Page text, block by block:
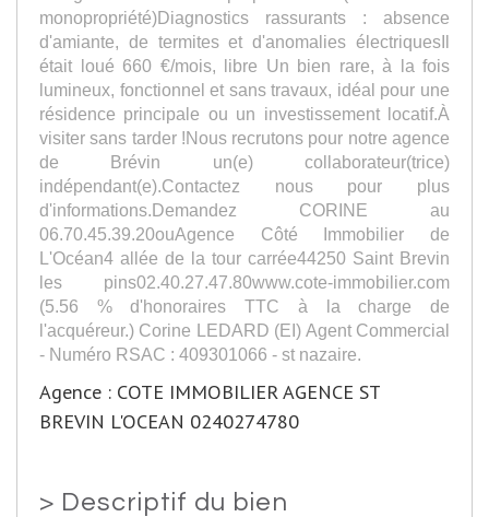
monopropriété)Diagnostics rassurants : absence
d'amiante, de termites et d'anomalies électriquesIl
était loué 660 €/mois, libre Un bien rare, à la fois
lumineux, fonctionnel et sans travaux, idéal pour une
résidence principale ou un investissement locatif.À
visiter sans tarder !Nous recrutons pour notre agence
de Brévin un(e) collaborateur(trice)
indépendant(e).Contactez nous pour plus
d'informations.Demandez CORINE au
06.70.45.39.20ouAgence Côté Immobilier de
L'Océan4 allée de la tour carrée44250 Saint Brevin
les pins02.40.27.47.80www.cote-immobilier.com
(5.56 % d'honoraires TTC à la charge de
l'acquéreur.) Corine LEDARD (EI) Agent Commercial
- Numéro RSAC : 409301066 - st nazaire.
Agence : COTE IMMOBILIER AGENCE ST
BREVIN L'OCEAN 0240274780
> Descriptif du bien